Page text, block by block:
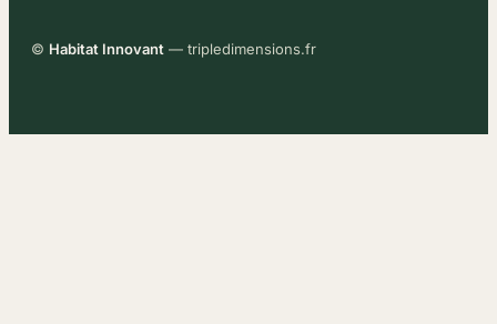
© Habitat Innovant— tripledimensions.fr